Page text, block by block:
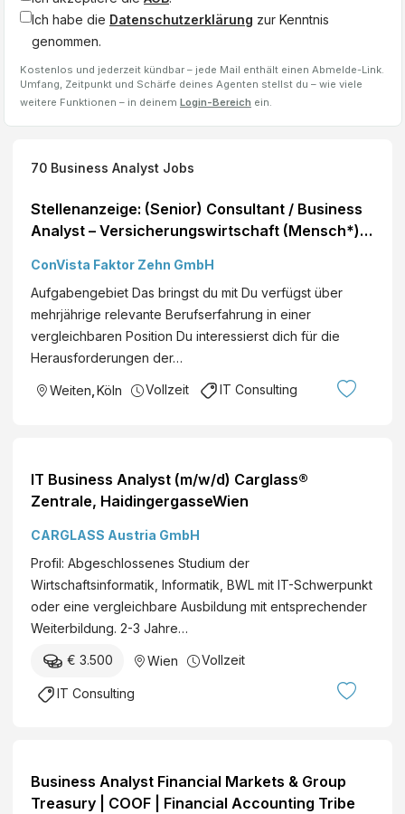
Ich habe die Datenschutzerklärung zur Kenntnis
genommen.
Kostenlos und jederzeit kündbar – jede Mail enthält einen Abmelde-Link.
Umfang, Zeitpunkt und Schärfe deines Agenten stellst du – wie viele
weitere Funktionen – in deinem Login-Bereich ein.
70 Business Analyst Jobs
Stellenanzeige: (Senior) Consultant / Business
Analyst – Versicherungswirtschaft (Mensch*)
ConVista Faktor Zehn GmbH
Aufgabengebiet Das bringst du mit Du verfügst über
mehrjährige relevante Berufserfahrung in einer
vergleichbaren Position Du interessierst dich für die
Herausforderungen der…
Weiten Köln Vollzeit IT Consulting
IT Business Analyst (m/w/d) Carglass®
Zentrale, HaidingergasseWien
CARGLASS Austria GmbH
Profil: Abgeschlossenes Studium der
Wirtschaftsinformatik, Informatik, BWL mit IT-Schwerpunkt
oder eine vergleichbare Ausbildung mit entsprechender
Weiterbildung. 2-3 Jahre…
€ 3.500 Wien Vollzeit
IT Consulting
Business Analyst Financial Markets & Group
Treasury | COOF | Financial Accounting Tribe